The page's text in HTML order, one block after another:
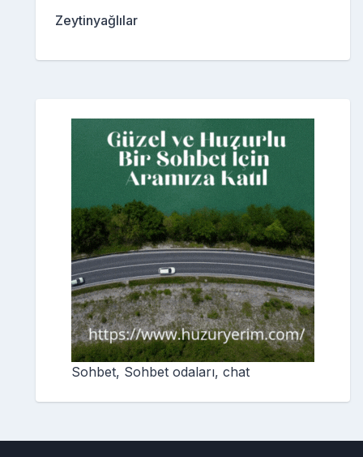
Zeytinyağlılar
Sohbet, Sohbet odaları, chat